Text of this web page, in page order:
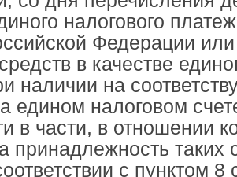
налогового
Федерации
в качестве
наличии на
едином налоговом
в части, в отношении
принадлежность
с пунктом 8